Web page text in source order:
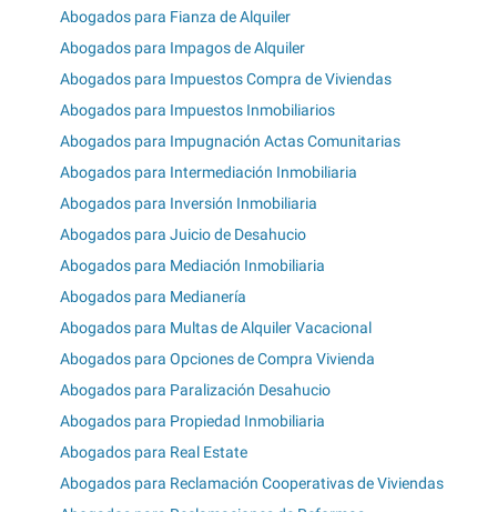
Abogados para Fianza de Alquiler
Abogados para Impagos de Alquiler
Abogados para Impuestos Compra de Viviendas
Abogados para Impuestos Inmobiliarios
Abogados para Impugnación Actas Comunitarias
Abogados para Intermediación Inmobiliaria
Abogados para Inversión Inmobiliaria
Abogados para Juicio de Desahucio
Abogados para Mediación Inmobiliaria
Abogados para Medianería
Abogados para Multas de Alquiler Vacacional
Abogados para Opciones de Compra Vivienda
Abogados para Paralización Desahucio
Abogados para Propiedad Inmobiliaria
Abogados para Real Estate
Abogados para Reclamación Cooperativas de Viviendas